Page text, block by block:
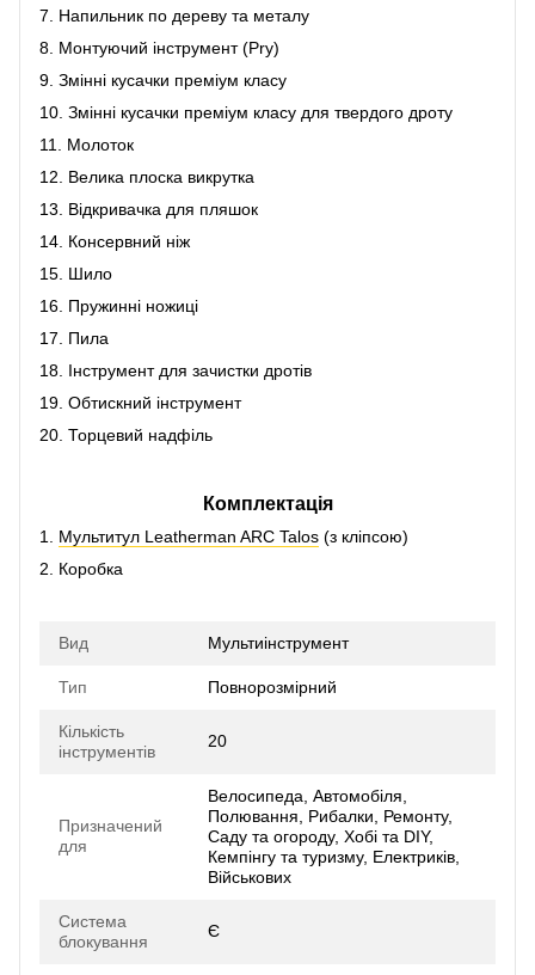
7. Напильник по дереву та металу
8. Монтуючий інструмент (Pry)
9. Змінні кусачки преміум класу
10. Змінні кусачки преміум класу для твердого дроту
11. Молоток
12. Велика плоска викрутка
13. Відкривачка для пляшок
14. Консервний ніж
15. Шило
16. Пружинні ножиці
17. Пила
18. Інструмент для зачистки дротів
19. Обтискний інструмент
20. Торцевий надфіль
Комплектація
1. Мультитул Leatherman ARC Talos (з кліпсою)
2. Коробка
Вид Мультиінструмент
Тип Повнорозмірний
Кількість
інструментів
20
Призначений
для
Велосипеда, Автомобіля,
Полювання, Рибалки, Ремонту,
Саду та огороду, Хобі та DIY,
Кемпінгу та туризму, Електриків,
Військових
Система
блокування
Є